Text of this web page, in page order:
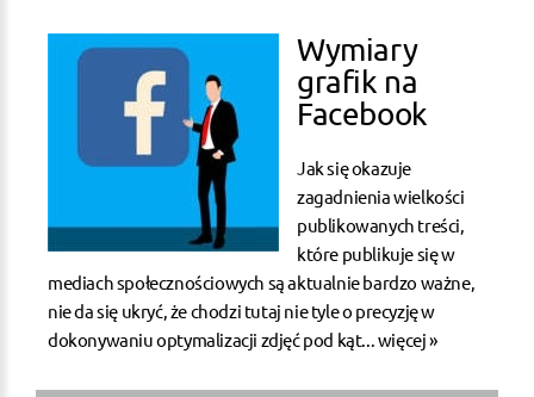
Wymiary
grafik na
Facebook
Jak się okazuje
zagadnienia wielkości
publikowanych treści,
które publikuje się w
mediach społecznościowych są aktualnie bardzo ważne,
nie da się ukryć, że chodzi tutaj nie tyle o precyzję w
dokonywaniu optymalizacji zdjęć pod kąt... więcej »